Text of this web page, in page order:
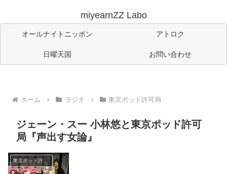
miyearnZZ Labo
オールナイトニッポン アトロク
日曜天国 お問い合わせ
ホーム ラジオ 東京ポッド許可局
ジェーン・スー 小林悠と東京ポッド許可
局『声出す女論』
東京ポッド許可局